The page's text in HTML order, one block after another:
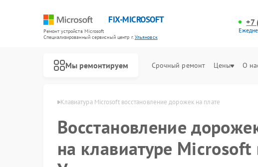
FIX-MICROSOFT
Ремонт устройств Microsoft
Специализированный cервисный центр г.Ульяновск
+7
Мы ремонтируем Срочный ремонт Цены О
Клавиатура Microsoft восстановление дорожек на плате
Восстановление
на клавиатуре Microsoft